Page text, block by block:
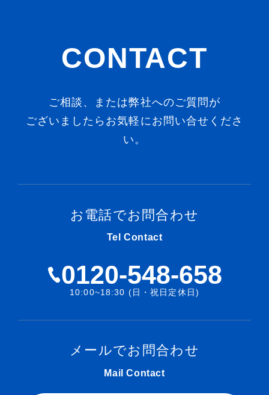
CONTACT
ご相談、または弊社へのご質問が
ございましたらお気軽にお問い合せくださ
い。
お電話でお問合わせ
Tel Contact
0120-548-658
10:00~18:30 (日・祝日定休日)
メールでお問合わせ
Mail Contact